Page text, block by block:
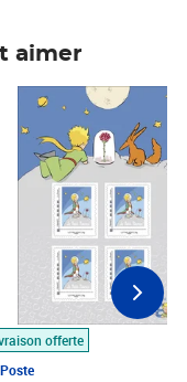
aimer
offerte
7,50€